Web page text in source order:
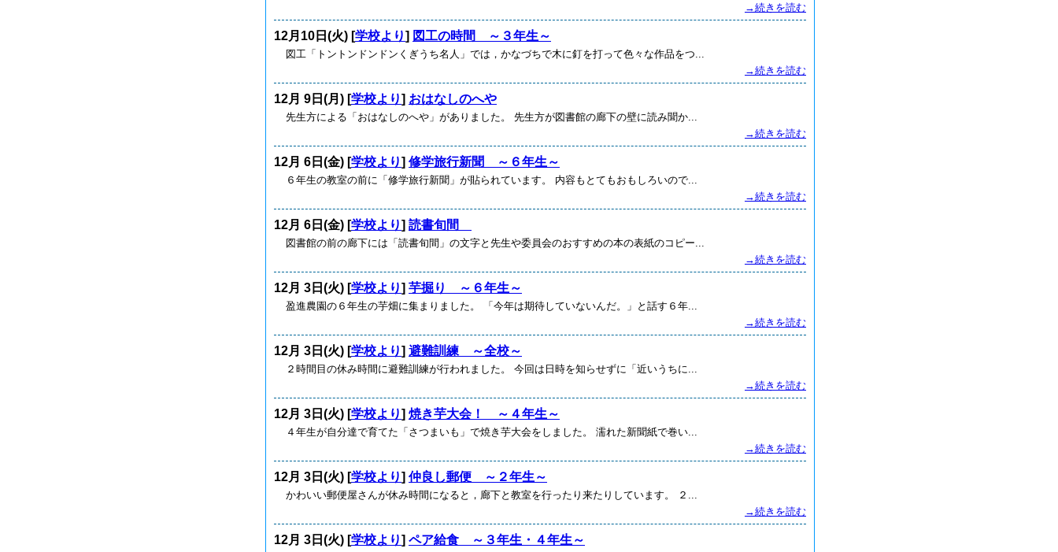
→続きを読む
12月10日(火) [学校より] 図工の時間 ～３年生～
図工「トントンドンドンくぎうち名人」では，かなづちで木に釘を打って色々な作品をつ...
→続きを読む
12月 9日(月) [学校より] おはなしのへや
先生方による「おはなしのへや」がありました。 先生方が図書館の廊下の壁に読み聞か...
→続きを読む
12月 6日(金) [学校より] 修学旅行新聞 ～６年生～
６年生の教室の前に「修学旅行新聞」が貼られています。 内容もとてもおもしろいので...
→続きを読む
12月 6日(金) [学校より] 読書旬間
図書館の前の廊下には「読書旬間」の文字と先生や委員会のおすすめの本の表紙のコピー...
→続きを読む
12月 3日(火) [学校より] 芋掘り ～６年生～
盈進農園の６年生の芋畑に集まりました。 「今年は期待していないんだ。」と話す６年...
→続きを読む
12月 3日(火) [学校より] 避難訓練 ～全校～
２時間目の休み時間に避難訓練が行われました。 今回は日時を知らせずに「近いうちに...
→続きを読む
12月 3日(火) [学校より] 焼き芋大会！ ～４年生～
４年生が自分達で育てた「さつまいも」で焼き芋大会をしました。 濡れた新聞紙で巻い...
→続きを読む
12月 3日(火) [学校より] 仲良し郵便 ～２年生～
かわいい郵便屋さんが休み時間になると，廊下と教室を行ったり来たりしています。 ２...
→続きを読む
12月 3日(火) [学校より] ペア給食 ～３年生・４年生～